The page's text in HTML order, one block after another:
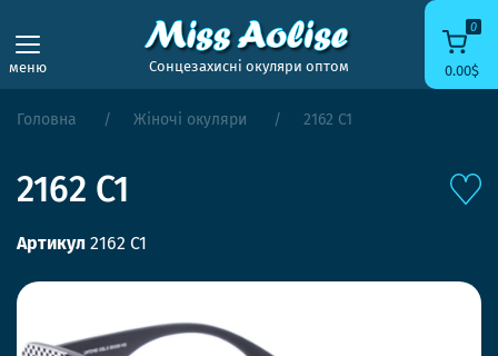
меню Сонцезахисні окуляри оптом
0
0.00$
Головна Жіночі окуляри 2162 C1
2162 C1
Артикул 2162 C1